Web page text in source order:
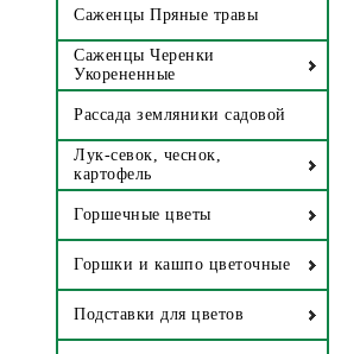
Саженцы Пряные травы
Саженцы Черенки
Укорененные
Рассада земляники садовой
Лук-севок, чеснок,
картофель
Горшечные цветы
Горшки и кашпо цветочные
Подставки для цветов